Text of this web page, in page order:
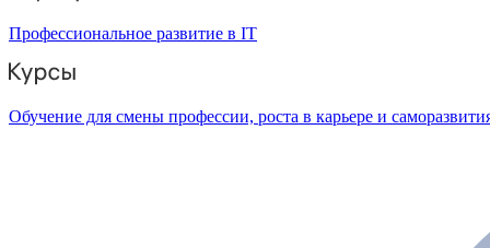
Профессиональное развитие в IT
Обучение для смены профессии, роста в карьере и